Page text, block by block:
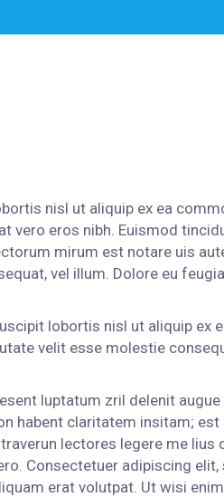
nisl ut aliquip ex ea
vero eros nibh. Euismod
mirum est notare uis
vel illum. Dolore eu
lobortis nisl ut aliquip ex
velit esse molestie
luptatum zril delenit
habent claritatem insitam;
lectores legere me lius
Consectetuer adipiscing
erat volutpat. Ut wisi